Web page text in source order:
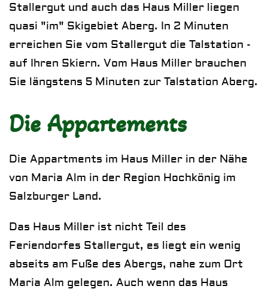
Stallergut und auch das Haus Miller liegen
quasi "im" Skigebiet Aberg. In 2 Minuten
erreichen Sie vom Stallergut die Talstation -
auf Ihren Skiern. Vom Haus Miller brauchen
Sie längstens 5 Minuten zur Talstation Aberg.
Die Appartements
Die Appartments im Haus Miller in der Nähe
von Maria Alm in der Region Hochkönig im
Salzburger Land.
Das Haus Miller ist nicht Teil des
Feriendorfes Stallergut, es liegt ein wenig
abseits am Fuße des Abergs, nahe zum Ort
Maria Alm gelegen. Auch wenn das Haus